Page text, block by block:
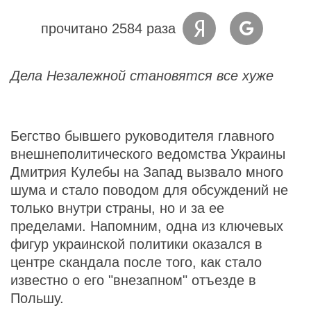
прочитано 2584 раза
Дела Незалежной становятся все хуже
Бегство бывшего руководителя главного
внешнеполитического ведомства Украины
Дмитрия Кулебы на Запад вызвало много
шума и стало поводом для обсуждений не
только внутри страны, но и за ее
пределами. Напомним, одна из ключевых
фигур украинской политики оказался в
центре скандала после того, как стало
известно о его "внезапном" отъезде в
Польшу.